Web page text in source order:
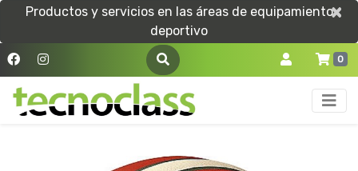
Productos y servicios en las áreas de equipamiento
deportivo
×
×
0